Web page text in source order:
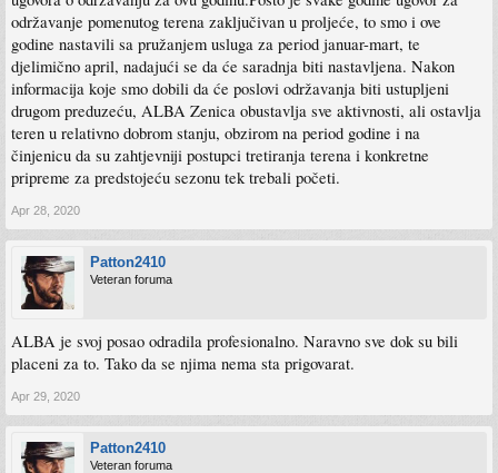
održavanje pomenutog terena zaključivan u proljeće, to smo i ove
godine nastavili sa pružanjem usluga za period januar-mart, te
djelimično april, nadajući se da će saradnja biti nastavljena. Nakon
informacija koje smo dobili da će poslovi održavanja biti ustupljeni
drugom preduzeću, ALBA Zenica obustavlja sve aktivnosti, ali ostavlja
teren u relativno dobrom stanju, obzirom na period godine i na
činjenicu da su zahtjevniji postupci tretiranja terena i konkretne
pripreme za predstojeću sezonu tek trebali početi.
Apr 28, 2020
Patton2410
Veteran foruma
ALBA je svoj posao odradila profesionalno. Naravno sve dok su bili
placeni za to. Tako da se njima nema sta prigovarat.
Apr 29, 2020
Patton2410
Veteran foruma